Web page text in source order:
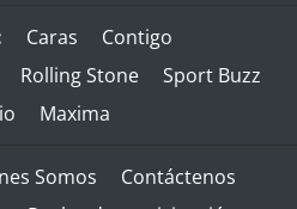
Caras
Contigo
Rolling Stone
Sport Buzz
Maxima
Somos
Contáctenos